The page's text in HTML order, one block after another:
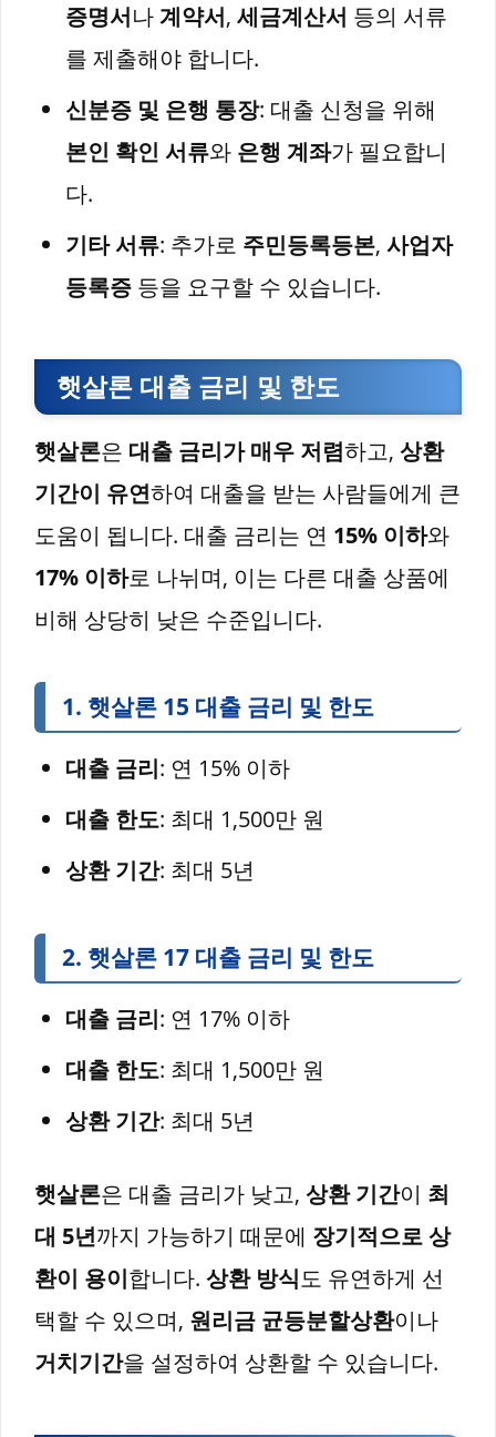
증명서나계약서, 세금계산서 등의 서류
를 제출해야 합니다.
신분증 및 은행 통장: 대출 신청을 위해
본인 확인 서류와 은행 계좌가 필요합니
다.
기타 서류: 추가로 주민등록등본, 사업자
등록증 등을 요구할 수 있습니다.
햇살론 대출 금리 및 한도
햇살론은 대출 금리가 매우 저렴하고, 상환
기간이 유연하여 대출을 받는 사람들에게 큰
도움이 됩니다. 대출 금리는 연 15% 이하와
17% 이하로 나뉘며, 이는 다른 대출 상품에
비해 상당히 낮은 수준입니다.
1. 햇살론 15 대출 금리 및 한도
대출 금리: 연 15% 이하
대출 한도: 최대 1,500만 원
상환 기간: 최대 5년
2. 햇살론 17대출 금리 및 한도
대출 금리: 연 17% 이하
대출 한도: 최대 1,500만 원
상환 기간: 최대 5년
햇살론은 대출 금리가 낮고, 상환 기간이 최
대 5년까지 가능하기 때문에 장기적으로 상
환이 용이합니다. 상환 방식도 유연하게 선
택할 수 있으며, 원리금 균등분할상환이나
거치기간을 설정하여 상환할 수 있습니다.